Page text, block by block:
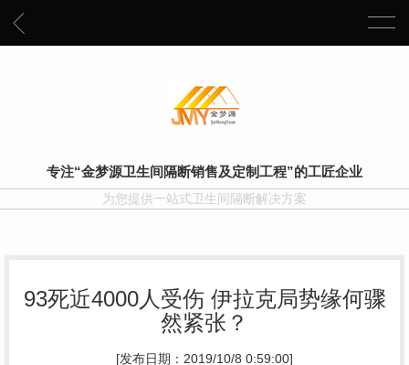
专注“金梦源卫生间隔断销售及定制工程”的工匠企业
为您提供一站式卫生间隔断解决方案
93死近4000人受伤 伊拉克局势缘何骤
然紧张？
[发布日期：2019/10/8 0:59:00]